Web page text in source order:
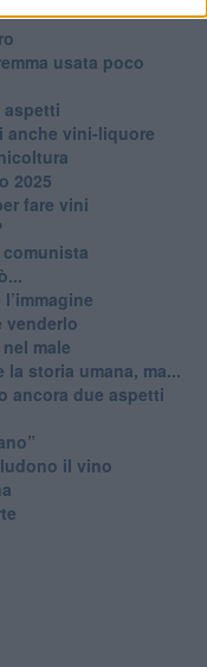
usata poco
anche vini-liquore
2025
fare vini
venderlo
male
storia umana, ma...
ancora due aspetti
il vino